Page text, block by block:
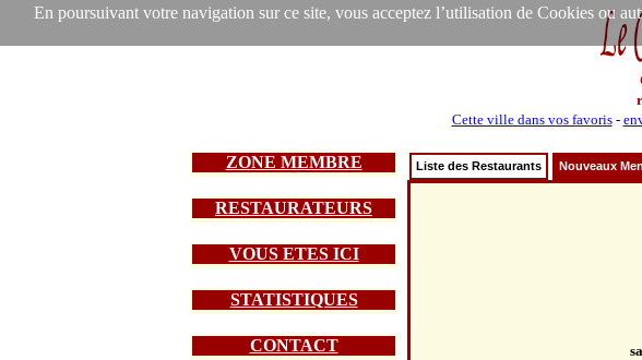
En poursuivant votre navigation sur ce site, vous acceptez l’utilisation de Cookies ou
Cette ville dans vos favoris-
ZONE MEMBRE
RESTAURATEURS
VOUS ETES ICI
STATISTIQUES
CONTACT
Liste des Restaurants Nouveaux